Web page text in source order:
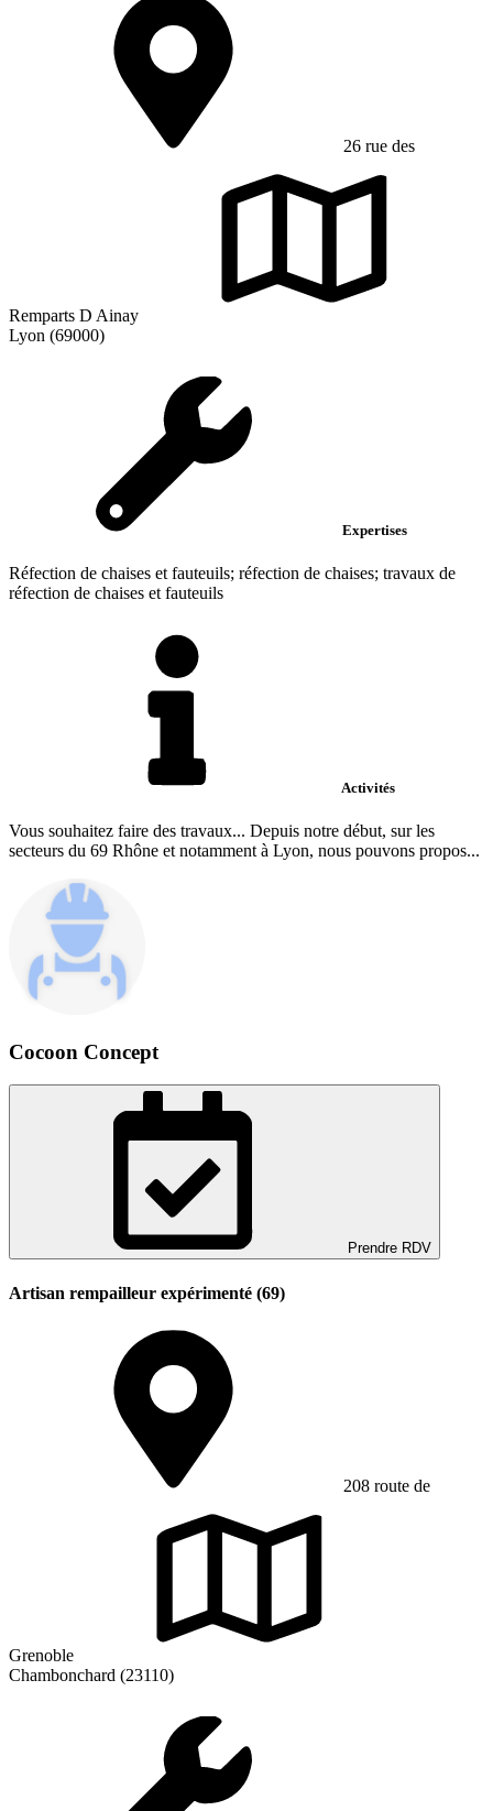
26 rue des
Remparts D Ainay
Lyon (69000)
Expertises
Réfection de chaises et fauteuils; réfection de chaises; travaux de
réfection de chaises et fauteuils
Activités
Vous souhaitez faire des travaux... Depuis notre début, sur les
secteurs du 69 Rhône et notamment à Lyon, nous pouvons propos...
Cocoon Concept
Prendre RDV
Artisan rempailleur expérimenté (69)
208 route de
Grenoble
Chambonchard (23110)